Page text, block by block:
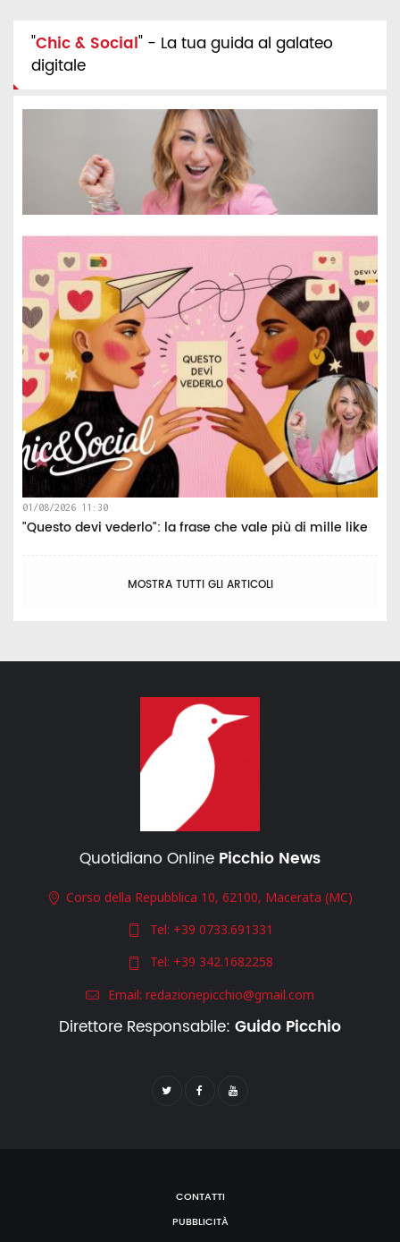
"Chic & Social" - La tua guida al galateo
digitale
01/08/2026 11:30
"Questo devi vederlo": la frase che vale più di mille like
MOSTRA TUTTI GLI ARTICOLI
Quotidiano Online Picchio News
Corso della Repubblica 10, 62100, Macerata (MC)
Tel: +39 0733.691331
Tel: +39 342.1682258
Email: redazionepicchio@gmail.com
Direttore Responsabile: Guido Picchio
CONTATTI
PUBBLICITÀ